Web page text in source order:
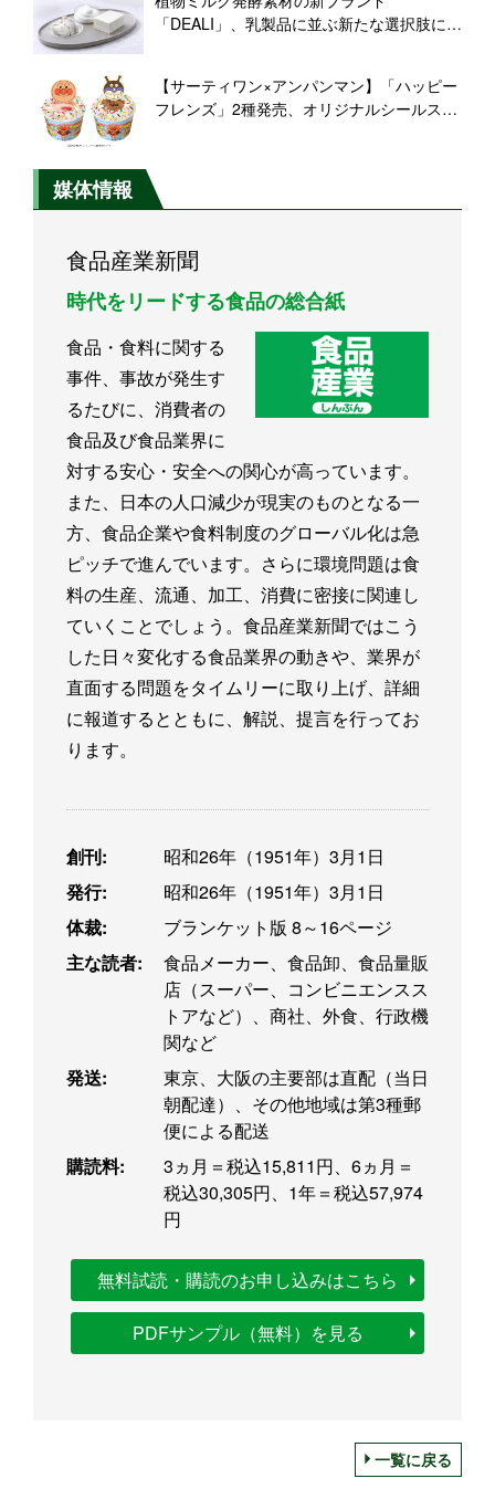
「DEALI」、乳製品に並ぶ新たな選択肢に
【サーティワン×アンパンマン】「ハッピー
フレンズ」2種発売、オリジナルシールスリ
媒体情報
食品産業新聞
時代をリードする食品の総合紙
食品・食料に関する
事件、事故が発生す
るたびに、消費者の
食品及び食品業界に
対する安心・安全への関心が高っています。
また、日本の人口減少が現実のものとなる一
方、食品企業や食料制度のグローバル化は急
ピッチで進んでいます。さらに環境問題は食
料の生産、流通、加工、消費に密接に関連し
ていくことでしょう。食品産業新聞ではこう
した日々変化する食品業界の動きや、業界が
直面する問題をタイムリーに取り上げ、詳細
に報道するとともに、解説、提言を行ってお
ります。
創刊:
昭和26年（1951年）3月1日
発行:
昭和26年（1951年）3月1日
体裁:
ブランケット版 8～16ページ
主な読者:
食品メーカー、食品卸、食品量販
店（スーパー、コンビニエンスス
トアなど）、商社、外食、行政機
関など
発送:
東京、大阪の主要部は直配（当日
朝配達）、その他地域は第3種郵
便による配送
購読料:
3ヵ月＝税込15,811円、6ヵ月＝
税込30,305円、1年＝税込57,974
円
無料試読・購読のお申し込みはこちら
PDFサンプル（無料）を見る
一覧に戻る